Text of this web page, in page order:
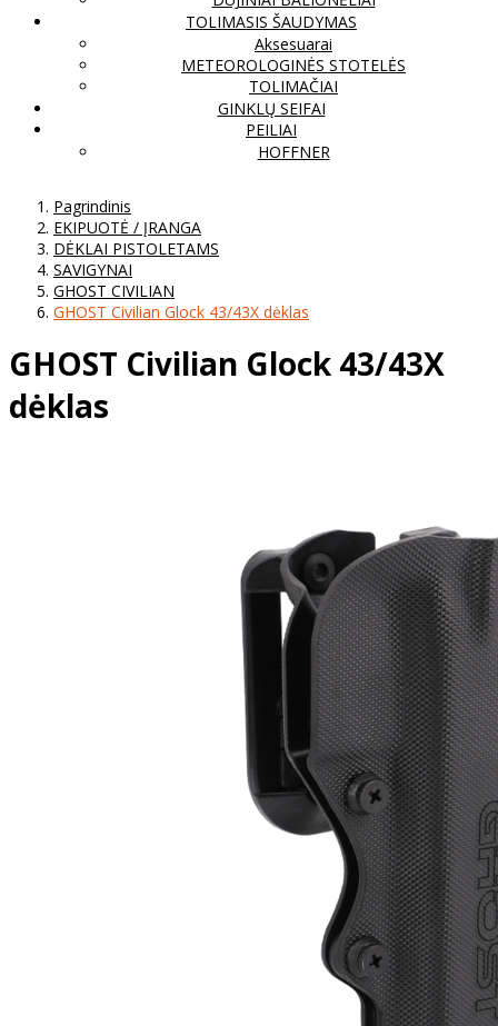
TOLIMASIS ŠAUDYMAS
Aksesuarai
METEOROLOGINĖS STOTELĖS
TOLIMAČIAI
GINKLŲ SEIFAI
PEILIAI
HOFFNER
Pagrindinis
EKIPUOTĖ / ĮRANGA
DĖKLAI PISTOLETAMS
SAVIGYNAI
GHOST CIVILIAN
GHOST Civilian Glock 43/43X dėklas
GHOST Civilian Glock 43/43X
dėklas